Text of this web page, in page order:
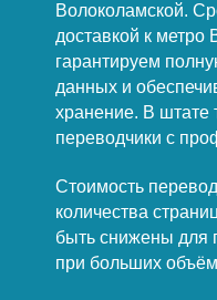
Волоколамской.
доставкой к
гарантируем
данных и
хранение. В штате
переводчики с
Стоимость
количества
быть снижены для
при больших